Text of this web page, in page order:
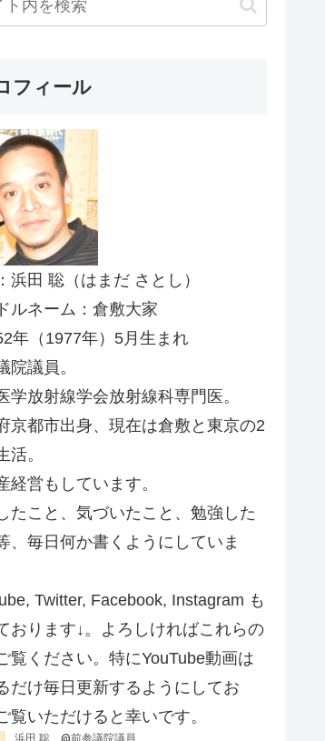
フィール
浜田 聡（はまだ さとし）
ルネーム：倉敷大家
年（1977年）5月生まれ
院議員。
学放射線学会放射線科専門医。
京都市出身、現在は倉敷と東京の2
活。
経営もしています。
たこと、気づいたこと、勉強した
、毎日何か書くようにしていま
Twitter, Facebook, Instagram も
おります↓。よろしければこれらの
覧ください。特にYouTube動画は
だけ毎日更新するようにしてお
覧いただけると幸いです。